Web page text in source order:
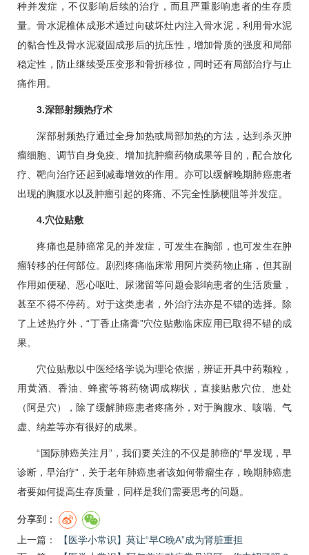
种并发症，不仅影响后续的治疗，而且严重影响患者的生存质
量。骨水泥椎体成形术通过向破坏灶内注入骨水泥，利用骨水泥
的黏合性及骨水泥凝固成形后的抗压性，增加骨质的强度和局部
稳定性，防止继续受压变形和骨折移位，同时还有局部治疗与止
痛作用。
3.深部射频热疗术
深部射频热疗通过全身加热或局部加热的方法，达到杀灭肿
瘤细胞、调节自身免疫、增加抗肿瘤药物成果等目的，配合放化
疗、靶向治疗还起到减毒增效的作用。亦可以缓解晚期肺癌患者
出现的胸腹水以及肿瘤引起的疼痛、不完全性肠梗阻等并发症。
4.穴位贴敷
疼痛也是肺癌常见的并发症，可发生在胸部，也可发生在肿
瘤转移的任何部位。剧烈疼痛临床常用阿片类药物止痛，但其副
作用如便秘 、恶心呕吐、尿潴留等问题会影响患者的生活质量，
甚至不得不停药。对于这类患者，外治疗法亦是不错的选择。除
了上述热疗外，“丁香止痛膏”穴位贴敷临床应用已取得不错的成
果。
穴位贴敷以中医经络学说为理论依据，辨证开具中药颗粒，
用黄酒、香油、蜂蜜等将药物调成糊状，直接贴敷穴位、患处
（阿是穴），除了缓解肺癌患者疼痛外，对于胸腹水、咳喘、气
虚、纳差等亦有很好的成果。
“国际肺癌关注月”，我们要关注的不仅是肺癌的“早发现，早
诊断，早治疗”，关于老年肺癌患者该如何带瘤生存，晚期肺癌患
者要如何提高生存质量，同样是我们需要思考的问题。
分享到：
上一篇：
【医学小常识】莫让“早C晚A”成为肾脏重担